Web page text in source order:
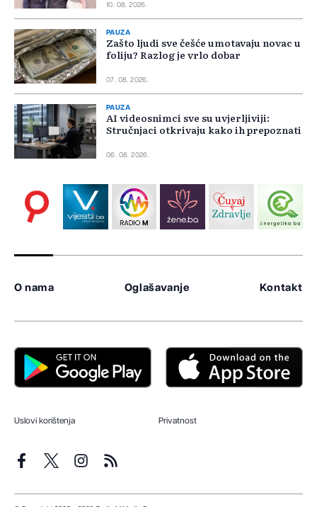
10. 08. 2026.
PAUZA
Zašto ljudi sve češće umotavaju novac u
foliju? Razlog je vrlo dobar
07. 08. 2026.
PAUZA
AI videosnimci sve su uvjerljiviji:
Stručnjaci otkrivaju kako ih prepoznati
06. 08. 2026.
O nama Oglašavanje Kontakt
Uslovi korištenja Privatnost